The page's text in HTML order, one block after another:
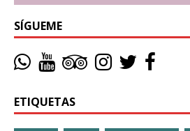
SÍGUEME
ETIQUETAS